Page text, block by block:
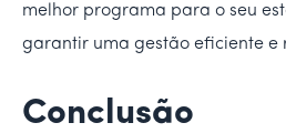
melhor programa para o seu
garantir uma gestão eficiente e
Conclusão